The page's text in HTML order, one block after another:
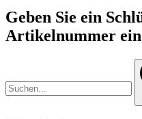
Geben Sie ein
Artikelnummer ein